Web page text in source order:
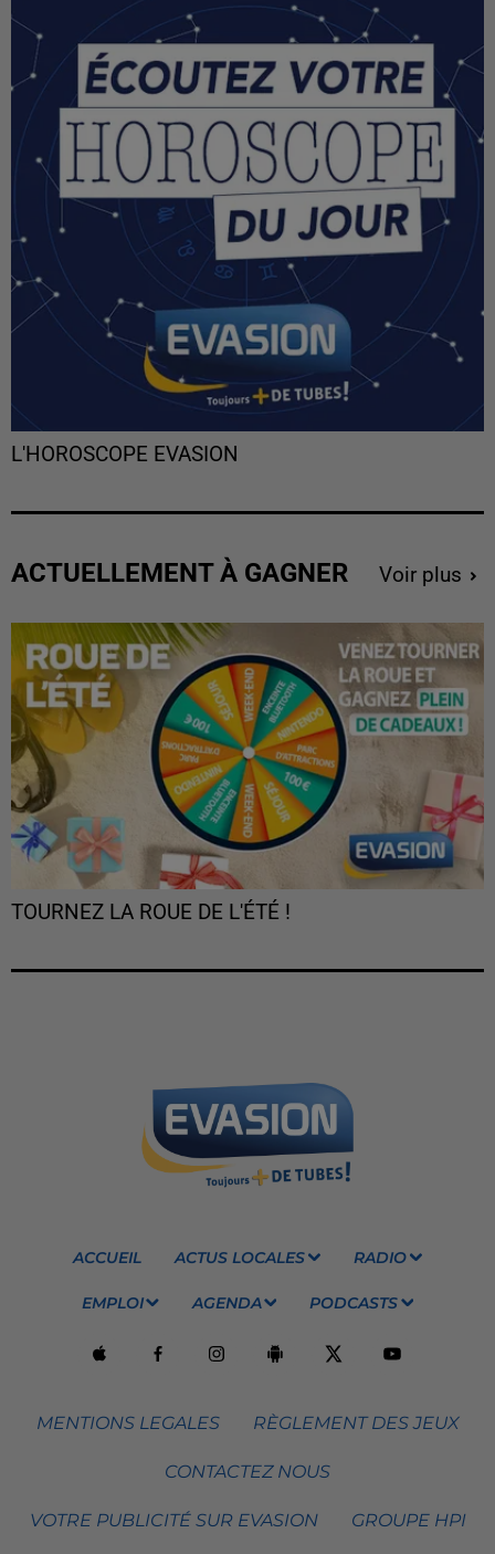
L'HOROSCOPE EVASION
ACTUELLEMENT À GAGNER Voir plus
TOURNEZ LA ROUE DE L'ÉTÉ !
ACCUEIL ACTUS LOCALES RADIO
EMPLOI AGENDA PODCASTS
MENTIONS LEGALES RÈGLEMENT DES JEUX
CONTACTEZ NOUS
VOTRE PUBLICITÉ SUR EVASION GROUPE HPI